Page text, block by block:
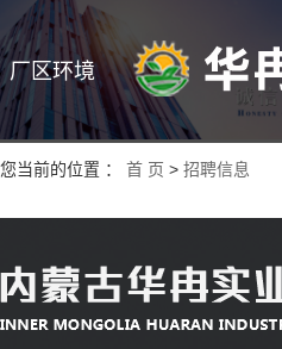
厂区环境
您当前的位置 ： 首 页 > 招聘信息